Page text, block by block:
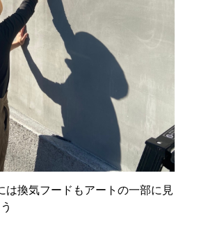
は換気フードもアートの一部に見